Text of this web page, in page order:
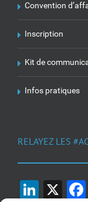
Convention
Inscription
Kit de
Infos pratiques
RELAYEZ LES
X